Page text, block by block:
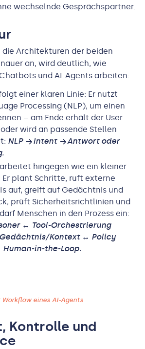
wechselnde Gesprächspartner.
die Architekturen der beiden
an, wird deutlich, wie
und AI-Agents arbeiten:
einer klaren Linie: Er nutzt
Processing (NLP), um einen
– am Ende erhält der User
wird an passende Stellen
NLP → Intent → Antwort oder
hingegen wie ein kleiner
plant Schritte, ruft externe
auf, greift auf Gedächtnis und
prüft Sicherheitsrichtlinien und
Menschen in den Prozess ein:
↔ Tool-Orchestrierung
Kontext ↔ Policy
in-the-Loop.
Workflow eines AI-Agents
Kontrolle und